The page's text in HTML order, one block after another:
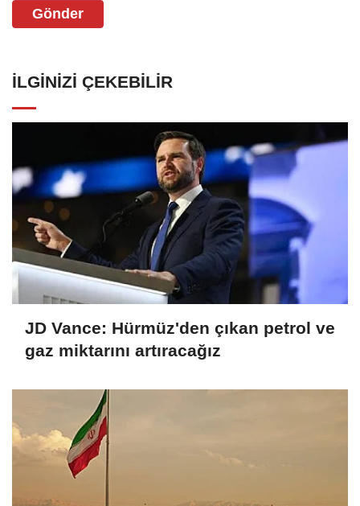
Gönder
İLGINIZI ÇEKEBILIR
JD Vance: Hürmüz'den çıkan petrol ve
gaz miktarını artıracağız